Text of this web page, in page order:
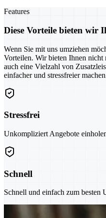
Features
Diese Vorteile bieten wir
Wenn Sie mit uns umziehen
Vorteilen. Wir bieten Ihnen nicht
auch eine Vielzahl von
einfacher und stressfreier
Stressfrei
Unkompliziert Angebote
Schnell
Schnell und einfach zum besten